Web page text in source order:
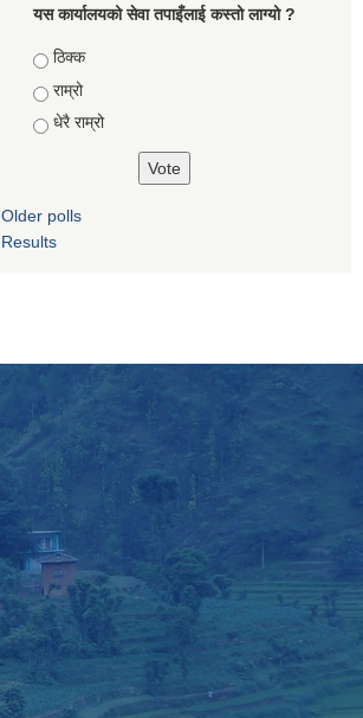
यस कार्यालयको सेवा तपाइँलाई कस्तो लाग्यो ?
Choices
ठिक्क
राम्रो
धेरै राम्रो
Older polls
Results